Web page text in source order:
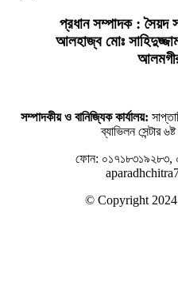
প্রধান সম্পাদক :
আলহাজ্ব মোঃ
সম্পাদকীয় ও বানিজ্যিক কার্যালয়:
ব্যাভিলন সেন্টার
ফোন: ০১৭১৮৩১৯২৮৩,
© Copyright 2024